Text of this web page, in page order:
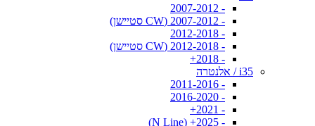
- 2007-2012
- 2007-2012 (CW סטיישן)
- 2012-2018
- 2012-2018 (CW סטיישן)
- 2018+
i35 / אלנטרה
- 2011-2016
- 2016-2020
- 2021+
- 2025+ (N Line)